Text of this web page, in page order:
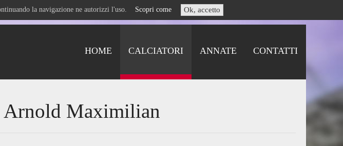
la navigazione ne autorizzi l'uso. Scopri come Ok, accetto
HOME CALCIATORI ANNATE CONTATTI
Arnold Maximilian